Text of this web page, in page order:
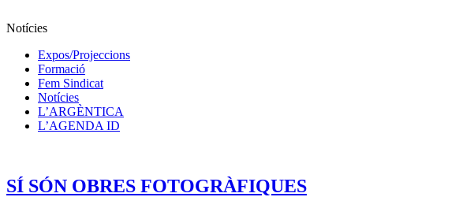
Notícies
Expos/Projeccions
Formació
Fem Sindicat
Notícies
L’ARGÈNTICA
L’AGENDA ID
SÍ SÓN OBRES FOTOGRÀFIQUES